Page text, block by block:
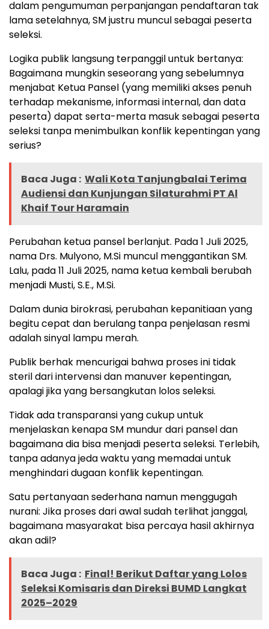
dalam pengumuman perpanjangan pendaftaran tak
lama setelahnya, SM justru muncul sebagai peserta
seleksi.
Logika publik langsung terpanggil untuk bertanya:
Bagaimana mungkin seseorang yang sebelumnya
menjabat Ketua Pansel (yang memiliki akses penuh
terhadap mekanisme, informasi internal, dan data
peserta) dapat serta-merta masuk sebagai peserta
seleksi tanpa menimbulkan konflik kepentingan yang
serius?
Baca Juga : Wali Kota Tanjungbalai Terima
Audiensi dan Kunjungan Silaturahmi PT Al
Khaif Tour Haramain
Perubahan ketua pansel berlanjut. Pada 1 Juli 2025,
nama Drs. Mulyono, M.Si muncul menggantikan SM.
Lalu, pada 11 Juli 2025, nama ketua kembali berubah
menjadi Musti, S.E., M.Si.
Dalam dunia birokrasi, perubahan kepanitiaan yang
begitu cepat dan berulang tanpa penjelasan resmi
adalah sinyal lampu merah.
Publik berhak mencurigai bahwa proses ini tidak
steril dari intervensi dan manuver kepentingan,
apalagi jika yang bersangkutan lolos seleksi.
Tidak ada transparansi yang cukup untuk
menjelaskan kenapa SM mundur dari pansel dan
bagaimana dia bisa menjadi peserta seleksi. Terlebih,
tanpa adanya jeda waktu yang memadai untuk
menghindari dugaan konflik kepentingan.
Satu pertanyaan sederhana namun menggugah
nurani: Jika proses dari awal sudah terlihat janggal,
bagaimana masyarakat bisa percaya hasil akhirnya
akan adil?
Baca Juga : Final! Berikut Daftar yang Lolos
Seleksi Komisaris dan Direksi BUMD Langkat
2025–2029